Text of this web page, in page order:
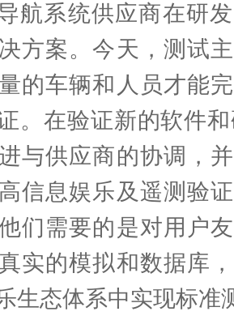
航系统供应商在研
方案。今天，测试
的车辆和人员才能
。在验证新的软件
与供应商的协调，
信息娱乐及遥测验
们需要的是对用户
实的模拟和数据库
生态体系中实现标准